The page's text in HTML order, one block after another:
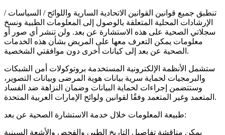
تنطبق جميع قوانين القوانين الاتحادية السارية واللوائح / السياسات /
الإرشادات المحلية المتعلقة بالوصول إلى المعلومات الطبية ونسخ
سجلاتي الصحية على هذه الاستشارة عن بعد. ولن تنشر أي صور أو
معلومات يمكن التعرف معها على المريض بشأن هذه الخدمات
الصحية عن بعد إلى كيانات أخرى دون موافقتي الشخصية.
ستشمل الأنظمة الإلكترونية المستخدمة بروتوكولات أمن الشبكات
والبرمجيات لحماية سرية بيانات هوية المرضى وبيانات التصوير،
وستتضمن إجراءات لحماية البيانات وضمان النزاهة ضد الفساد
المتعمد وغير المتعمد وفقًا لقوانين ولوائح الإمارات العربية المتحدة.
طبيعة المعلومات خلال خدمة الاستشارة الصحية عن بعد:
يمكن مناقشة تفاصيل التاريخ الطبي والفحص والأشعة السينية